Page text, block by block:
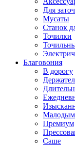
Для
Мусаты
Станок
Точилки
Благовония
В дорогу
Премиум
Саше